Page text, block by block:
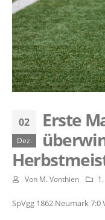
02
Dez.
Erste
Von M. Vonthien
SpVgg 1862 Neumark 7:0